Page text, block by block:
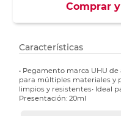
Comprar
Características
• Pegamento marca UHU
para múltiples materiales y
limpios y resistentes• Ideal
Presentación: 20ml